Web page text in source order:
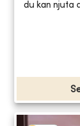
du kan njuta